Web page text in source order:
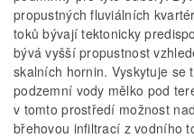
propustných fluviálních
toků bývají tektonicky
bývá vyšší propustnost
skalních hornin. Vyskytuje se
podzemní vody mělko pod
v tomto prostředí možnost
břehovou infiltrací z vodního